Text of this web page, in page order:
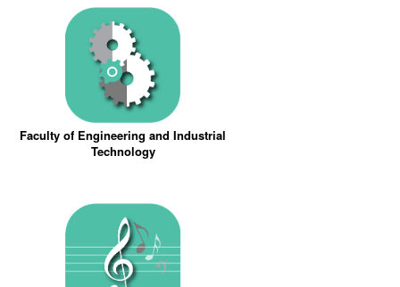
Faculty of Engineering and Industrial
Technology